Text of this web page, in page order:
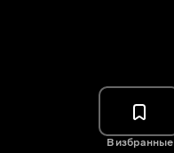
В избранные